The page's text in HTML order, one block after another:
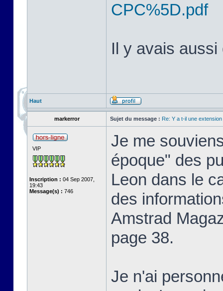
CPC%5D.pdf
Il y avais
Haut
markerror Sujet du message : Re: Y a t-il une
VIP
Inscription : 04 Sep 2007,
19:43
Message(s) : 746
Je me
époque" des
Leon dans le
des
Amstrad
page 38.
Je n'ai